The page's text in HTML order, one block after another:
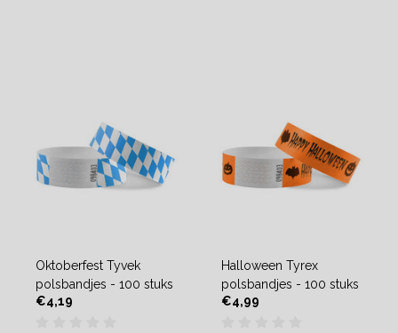
Oktoberfest Tyvek
polsbandjes - 100 stuks
€4,19
Halloween Tyrex
polsbandjes - 100 stuks
€4,99